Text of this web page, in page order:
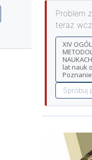
Problem
teraz
XIV
lat nauk
Spróbuj